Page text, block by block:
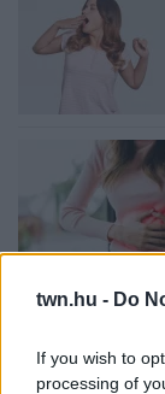
twn.hu - Do
If you wish to
processing of